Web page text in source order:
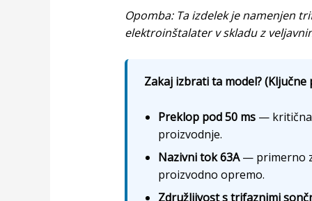
Opomba: Ta izdelek je namenjen
elektroinštalater v skladu z
Zakaj izbrati ta model? (Ključne
Preklop pod 50 ms— kritična
proizvodnje.
Nazivni tok 63A— primerno
proizvodno opremo.
Združljivost s trifaznimi